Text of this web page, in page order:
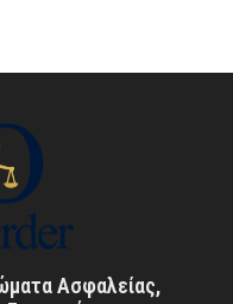
Ασφαλείας,